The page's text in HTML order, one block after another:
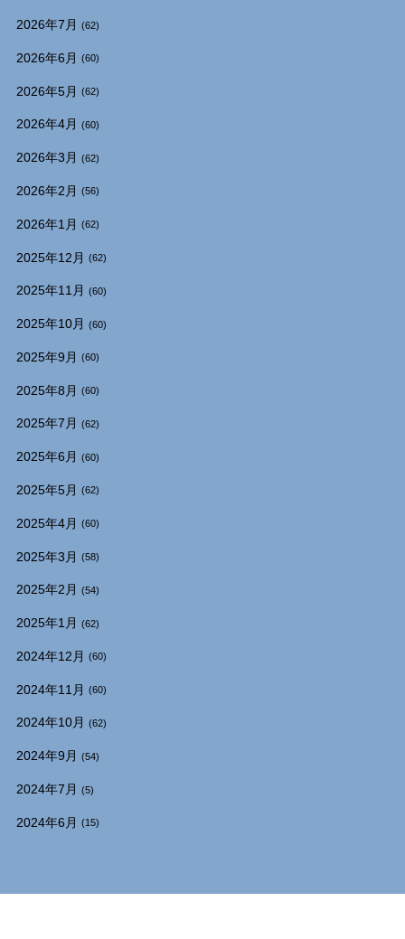
2026年7月 (62)
2026年6月 (60)
2026年5月 (62)
2026年4月 (60)
2026年3月 (62)
2026年2月 (56)
2026年1月 (62)
2025年12月 (62)
2025年11月 (60)
2025年10月 (60)
2025年9月 (60)
2025年8月 (60)
2025年7月 (62)
2025年6月 (60)
2025年5月 (62)
2025年4月 (60)
2025年3月 (58)
2025年2月 (54)
2025年1月 (62)
2024年12月 (60)
2024年11月 (60)
2024年10月 (62)
2024年9月 (54)
2024年7月 (5)
2024年6月 (15)